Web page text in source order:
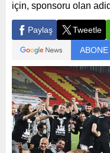
için, sponsoru olan
Paylaş Tweetle
ABONE